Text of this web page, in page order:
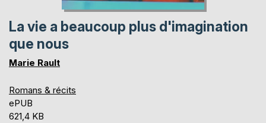
La vie a beaucoup plus d'imagination
que nous
Marie Rault
Romans & récits
ePUB
621,4 KB